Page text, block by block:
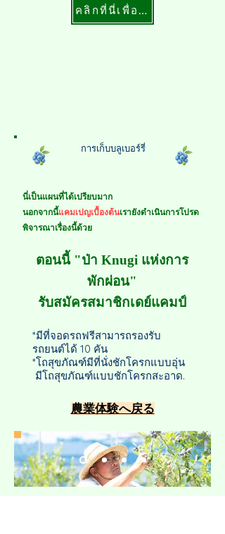
คลิกที่นี่เพื่อทำการจอง
การเก็บบลูเบอร์รี่
​นี่เป็นแผนที่ได้เปรียบมาก
​นอกจากนี้แคมเปญเบื้องต้นเรายังดำเนินการโปรด
พิจารณาเรื่องนี้ด้วย
ตอนนี้ "ป่า Knugi แห่งการ
พักผ่อน"
รับสมัครสมาชิกเดย์แคมป์
​*มีที่จอดรถฟรีสามารถรองรับ
รถยนต์ได้ 10 คัน
*โถสุขภัณฑ์มีที่นั่งชักโครกแบบอุ่น
​ มีโถสุขภัณฑ์แบบชักโครกสะอาด.
​農業体験へ戻る